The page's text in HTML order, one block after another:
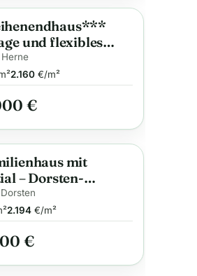
und flexibles
2.160€/m²
€
mit
– Dorsten-
Barkenberg!
2.194€/m²
€